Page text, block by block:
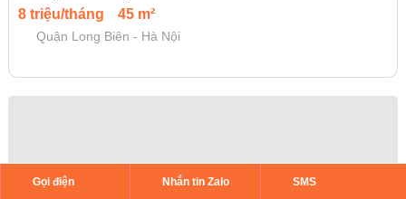
8 triệu/tháng 45 m²
Quận Long Biên - Hà Nội
Gọi điện Nhắn tin Zalo SMS